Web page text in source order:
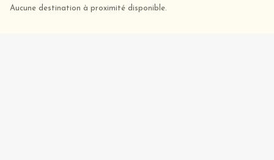
Aucune destination à proximité disponible.